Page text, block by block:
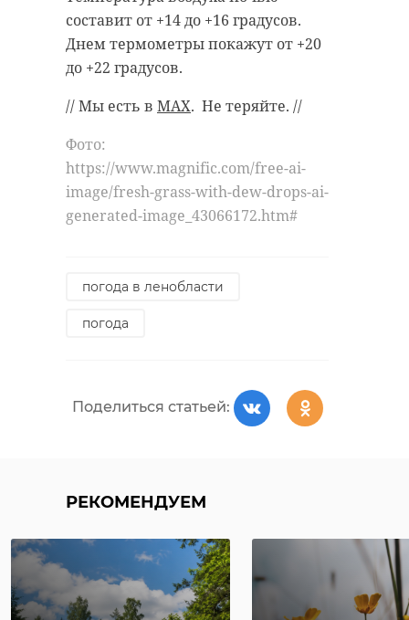
составит от +14 до +16 градусов.
Днем термометры покажут от +20
до +22 градусов.
// Мы есть в MAX. Не теряйте. //
Фото:
https://www.magnific.com/free-ai-
image/fresh-grass-with-dew-drops-ai-
generated-image_43066172.htm#
погода в ленобласти
погода
Поделиться статьей:
РЕКОМЕНДУЕМ